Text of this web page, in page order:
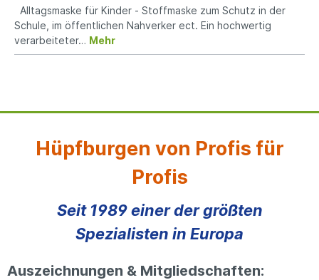
Alltagsmaske für Kinder - Stoffmaske zum Schutz in der
Schule, im öffentlichen Nahverker ect. Ein hochwertig
verarbeiteter… Mehr
Hüpfburgen von Profis für
Profis
Seit 1989 einer der größten
Spezialisten in Europa
Auszeichnungen & Mitgliedschaften: